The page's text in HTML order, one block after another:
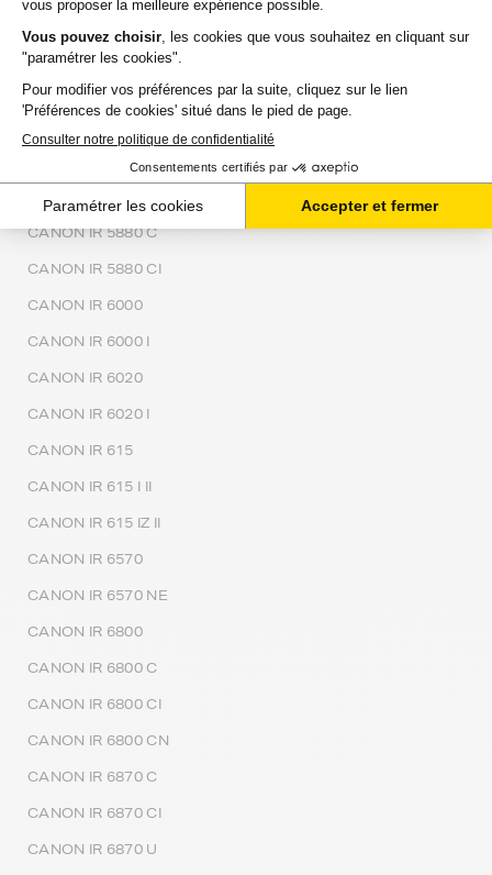
CANON IR 5800 N
CANON IR 5870
CANON IR 5870 C
CANON IR 5870 I
CANON IR 5870 U
CANON IR 5880 C
CANON IR 5880 CI
CANON IR 6000
CANON IR 6000 I
CANON IR 6020
CANON IR 6020 I
CANON IR 615
CANON IR 615 I II
CANON IR 615 IZ II
CANON IR 6570
CANON IR 6570 NE
CANON IR 6800
CANON IR 6800 C
CANON IR 6800 CI
CANON IR 6800 CN
CANON IR 6870 C
CANON IR 6870 CI
CANON IR 6870 U